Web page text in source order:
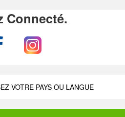
Connecté.
VOTRE PAYS OU LANGUE